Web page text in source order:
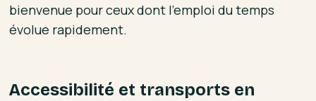
bienvenue pour ceux dont l’emploi du temps
évolue rapidement.
Accessibilité et transports en